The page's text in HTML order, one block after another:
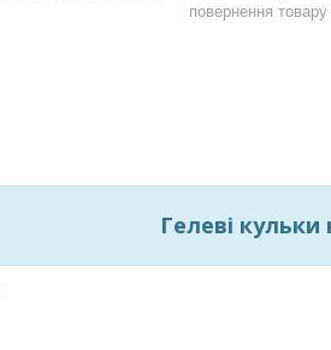
повернення
Гелеві